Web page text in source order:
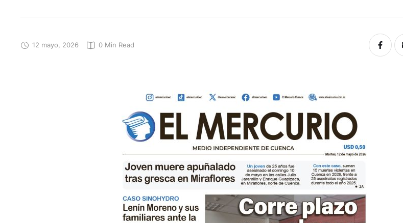
12 mayo, 2026 0 Min Read